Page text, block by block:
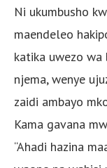
Ni ukumbusho
maendeleo
katika uwezo wa
njema, wenye
zaidi ambayo
Kama gavana
“Ahadi hazina